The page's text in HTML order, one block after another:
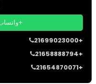
واتساب: 21698157879+
21699023000+
21658888794+
21654870071+